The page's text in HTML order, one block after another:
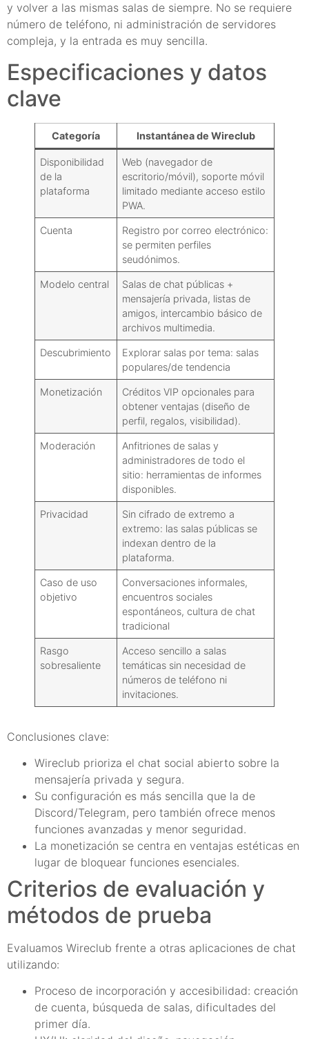
y volver a las mismas salas de siempre. No se requiere
número de teléfono, ni administración de servidores
compleja, y la entrada es muy sencilla.
Especificaciones y datos
clave
Categoría Instantánea de Wireclub
Disponibilidad
de la
plataforma
Web (navegador de
escritorio/móvil), soporte móvil
limitado mediante acceso estilo
PWA.
Cuenta
Registro por correo electrónico:
se permiten perfiles
seudónimos.
Modelo central
Salas de chat públicas +
mensajería privada, listas de
amigos, intercambio básico de
archivos multimedia.
Descubrimiento
Explorar salas por tema: salas
populares/de tendencia
Monetización
Créditos VIP opcionales para
obtener ventajas (diseño de
perfil, regalos, visibilidad).
Moderación
Anfitriones de salas y
administradores de todo el
sitio: herramientas de informes
disponibles.
Privacidad
Sin cifrado de extremo a
extremo: las salas públicas se
indexan dentro de la
plataforma.
Caso de uso
objetivo
Conversaciones informales,
encuentros sociales
espontáneos, cultura de chat
tradicional
Rasgo
sobresaliente
Acceso sencillo a salas
temáticas sin necesidad de
números de teléfono ni
invitaciones.
Conclusiones clave:
Wireclub prioriza el chat social abierto sobre la
mensajería privada y segura.
Su configuración es más sencilla que la de
Discord/Telegram, pero también ofrece menos
funciones avanzadas y menor seguridad.
La monetización se centra en ventajas estéticas en
lugar de bloquear funciones esenciales.
Criterios de evaluación y
métodos de prueba
Evaluamos Wireclub frente a otras aplicaciones de chat
utilizando:
Proceso de incorporación y accesibilidad: creación
de cuenta, búsqueda de salas, dificultades del
primer día.